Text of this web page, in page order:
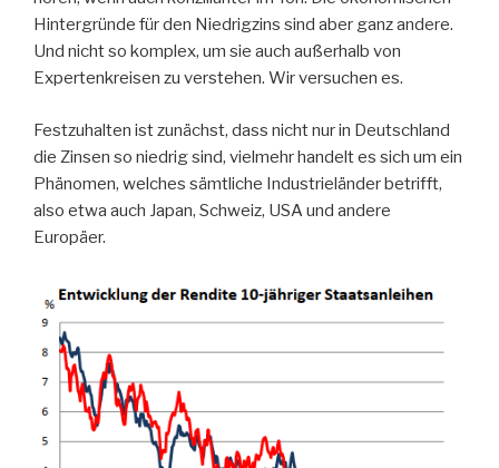
Hintergründe für den Niedrigzins sind aber ganz andere.
Und nicht so komplex, um sie auch außerhalb von
Expertenkreisen zu verstehen. Wir versuchen es.
Festzuhalten ist zunächst, dass nicht nur in Deutschland
die Zinsen so niedrig sind, vielmehr handelt es sich um ein
Phänomen, welches sämtliche Industrieländer betrifft,
also etwa auch Japan, Schweiz, USA und andere
Europäer.